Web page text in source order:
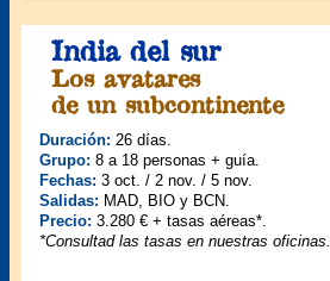
India del sur
Los avatares
de un subcontinente
Duración: 26 días.
Grupo: 8 a 18 personas + guía.
Fechas: 3 oct. / 2 nov. / 5 nov.
Salidas: MAD, BIO y BCN.
Precio: 3.280 € + tasas aéreas*.
*Consultad las tasas en nuestras oficinas.